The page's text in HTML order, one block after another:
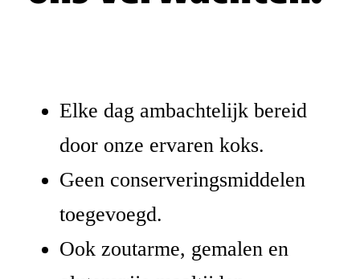
Elke dag ambachtelijk bereid
door onze ervaren koks.
Geen conserveringsmiddelen
toegevoegd.
Ook zoutarme, gemalen en